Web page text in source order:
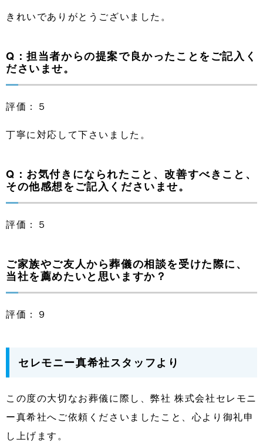
きれいでありがとうございました。
Q：担当者からの提案で良かったことをご記入く
ださいませ。
評価：５
丁寧に対応して下さいました。
Q：お気付きになられたこと、改善すべきこと、
その他感想をご記入くださいませ。
評価：５
ご家族やご友人から葬儀の相談を受けた際に、
当社を薦めたいと思いますか？
評価：９
セレモニー真希社スタッフより
この度の大切なお葬儀に際し、弊社 株式会社セレモニ
ー真希社へご依頼くださいましたこと、心より御礼申
し上げます。